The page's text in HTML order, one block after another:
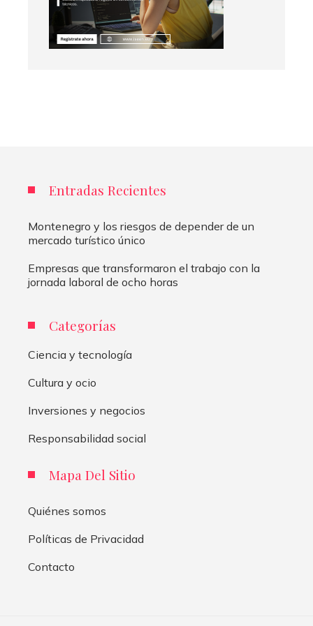
Entradas Recientes
Montenegro y los riesgos de depender de un
mercado turístico único
Empresas que transformaron el trabajo con la
jornada laboral de ocho horas
Categorías
Ciencia y tecnología
Cultura y ocio
Inversiones y negocios
Responsabilidad social
Mapa Del Sitio
Quiénes somos
Políticas de Privacidad
Contacto